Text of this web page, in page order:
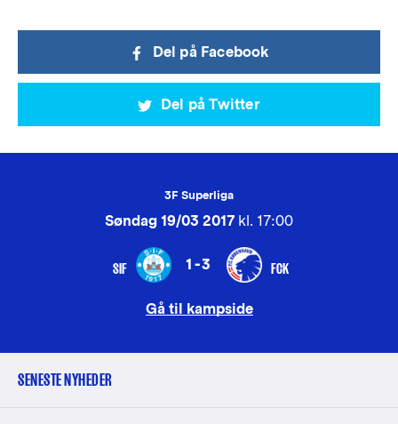
Del på Facebook
Del på Twitter
3F Superliga
Søndag 19/03 2017 kl. 17:00
SIF 1-3 FCK
Gå til kampside
SENESTE NYHEDER